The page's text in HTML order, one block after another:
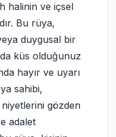
halinin ve içsel
Bu rüya,
duygusal bir
küs olduğunuz
hayır ve uyarı
sahibi,
gözden
adalet